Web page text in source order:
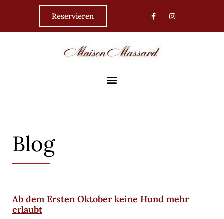
Reservieren
Blog
Ab dem Ersten Oktober keine Hund mehr
erlaubt